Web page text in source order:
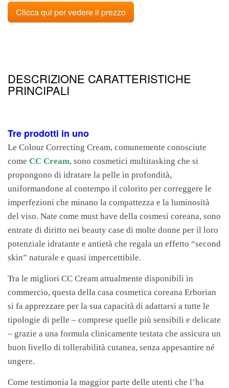
Clicca qui per vedere il prezzo
DESCRIZIONE CARATTERISTICHE
PRINCIPALI
Tre prodotti in uno
Le Colour Correcting Cream, comunemente conosciute
come CC Cream, sono cosmetici multitasking che si
propongono di idratare la pelle in profondità,
uniformandone al contempo il colorito per correggere le
imperfezioni che minano la compattezza e la luminosità
del viso. Nate come must have della cosmesi coreana, sono
entrate di diritto nei beauty case di molte donne per il loro
potenziale idratante e antietà che regala un effetto “second
skin” naturale e quasi impercettibile.
Tra le migliori CC Cream attualmente disponibili in
commercio, questa della casa cosmetica coreana Erborian
si fa apprezzare per la sua capacità di adattarsi a tutte le
tipologie di pelle – comprese quelle più sensibili e delicate
– grazie a una formula clinicamente testata che assicura un
buon livello di tollerabilità cutanea, senza appesantire né
ungere.
Come testimonia la maggior parte delle utenti che l’ha